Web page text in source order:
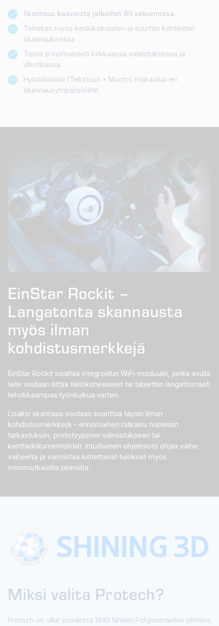
Skannaus kasvoista jalkoihin 60 sekunnissa
Tehokas myös keskikokoisten ja suurten kohteiden
skannauksessa
Toimii erinomaisesti kirkkaassa valaistuksessa ja
ulkotiloissa
Hybridisäätö (Tekstuuri + Muoto) mukautuu eri
skannausympäristöihin
EinStar Rockit –
Langatonta skannausta
myös ilman
kohdistusmerkkejä
EinStar Rockit sisältää integroidun WiFi-moduulin, jonka avulla
laite voidaan liittää tietokoneeseen tai tablettiin langattomasti
tehokkaampaa työnkulkua varten.
Lisäksi skannaus voidaan suorittaa täysin ilman
kohdistusmerkkejä – erinomainen ratkaisu nopeisiin
tarkastuksiin, prototyyppien valmistukseen tai
kenttädokumentointiin. Intuitiivinen ohjelmisto ohjaa vaihe
vaiheelta ja varmistaa luotettavat tulokset myös
monimutkaisilta pinnoilta.
Miksi valita Protech?
Protech on ollut vuodesta 1993 lähtien Pohjoismaiden johtava